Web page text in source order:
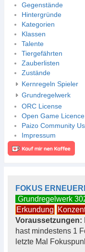
Gegenstände
Hintergründe
Kategorien
Klassen
Talente
Tiergefährten
Zauberlisten
Zustände
Kernregeln Spieler
Grundregelwerk
ORC License
Open Game Licence
Paizo Community
Impressum
FOKUS
Grundregelwerk
Erkundung
Voraussetzungen:
hast mindestens 1
letzte Mal